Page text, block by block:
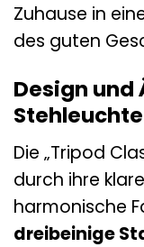
Zuhause in
des guten
Design und
Die „Tripod
durch ihre
harmonische
dreibeinige